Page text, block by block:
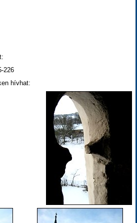
226
hívhat: